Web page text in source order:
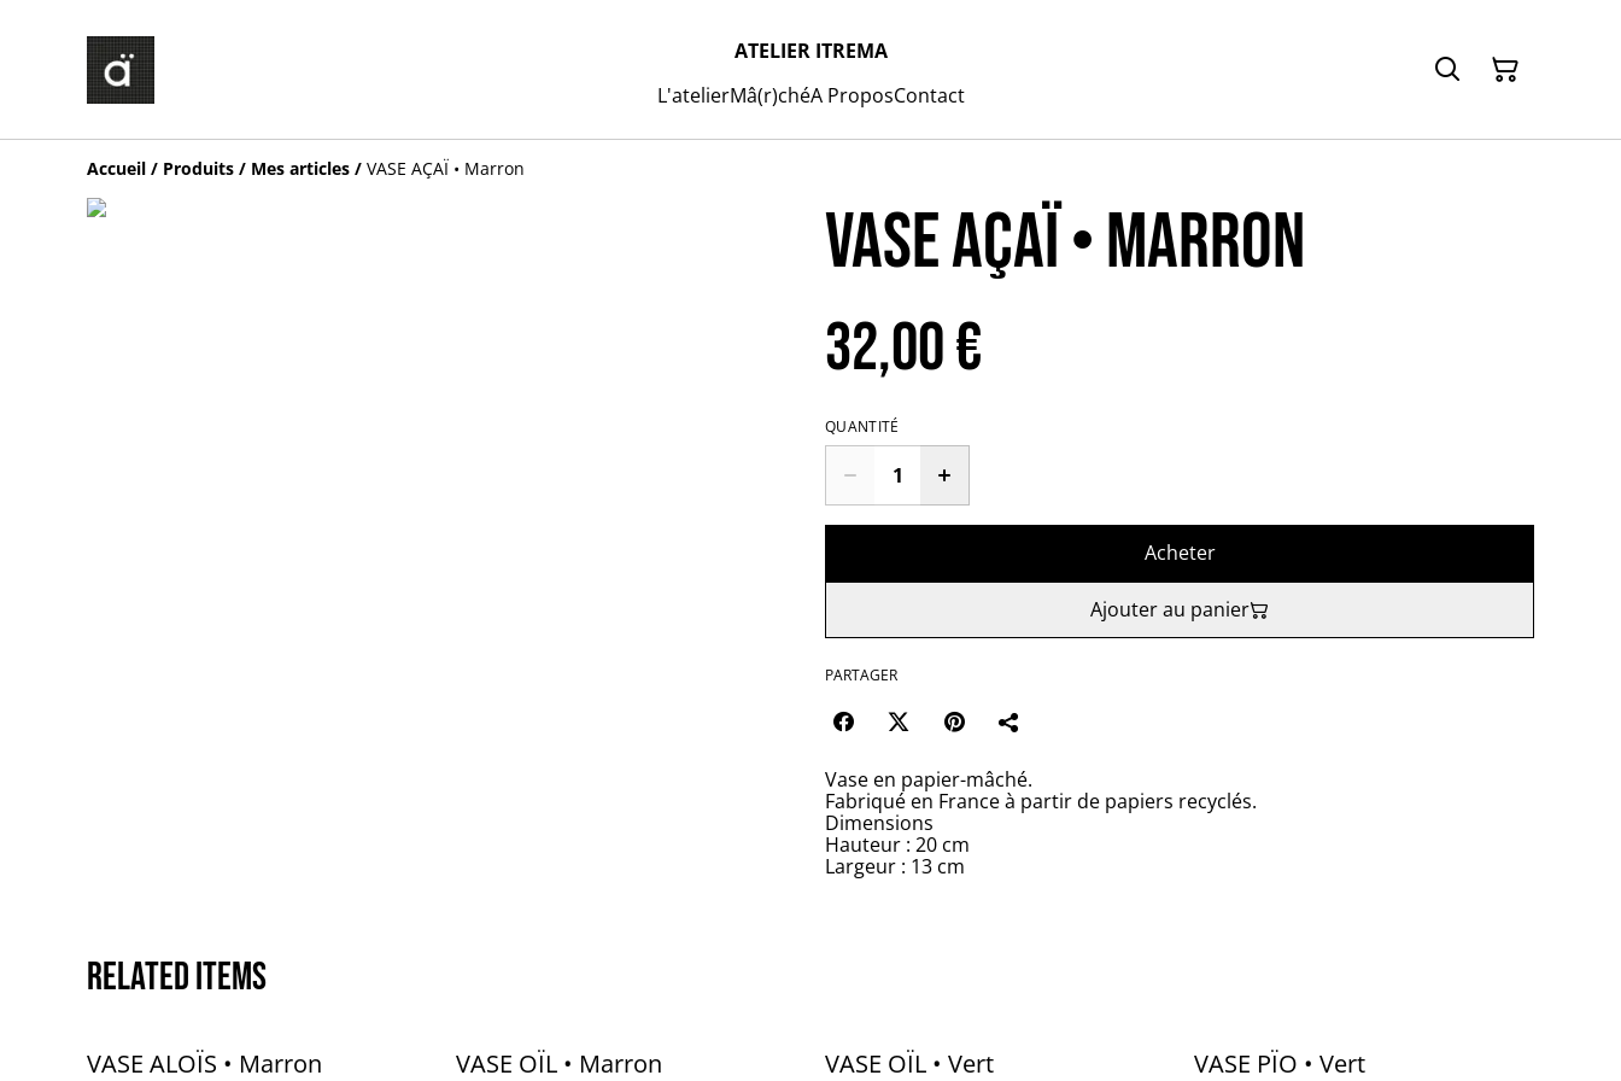
ATELIER ITREMA
L'atelierMâ(r)chéA ProposContact
Accueil / Produits / Mes articles / VASE AÇAÏ • Marron
VASE AÇAÏ • Marron
32,00 €
QUANTITÉ
Acheter
Ajouter au panier
PARTAGER
Vase en papier-mâché.
Fabriqué en France à partir de papiers recyclés.
Dimensions
Hauteur : 20 cm
Largeur : 13 cm
Related items
VASE ALOÏS • Marron VASE OÏL • Marron VASE OÏL • Vert VASE PÏO • Vert